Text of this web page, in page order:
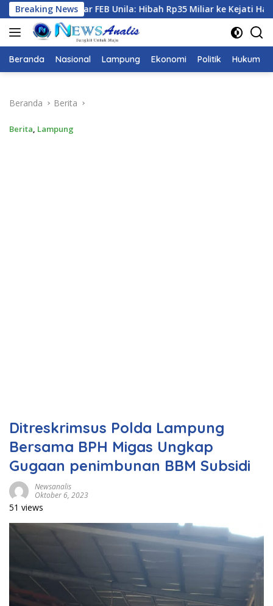
Langsung
ke
konten
Breaking News
Hibah Rp35 Miliar ke Kejati Harus Dibuktikan Lebih
Beranda Nasional Lampung Ekonomi Politik Hukum
Beranda Berita
Berita, Lampung
Ditreskrimsus Polda Lampung
Bersama BPH Migas Ungkap
Gugaan penimbunan BBM Subsidi
Newsanalis
Oktober 6, 2023
51 views